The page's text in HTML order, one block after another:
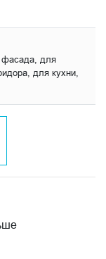
фасада, для
для кухни,